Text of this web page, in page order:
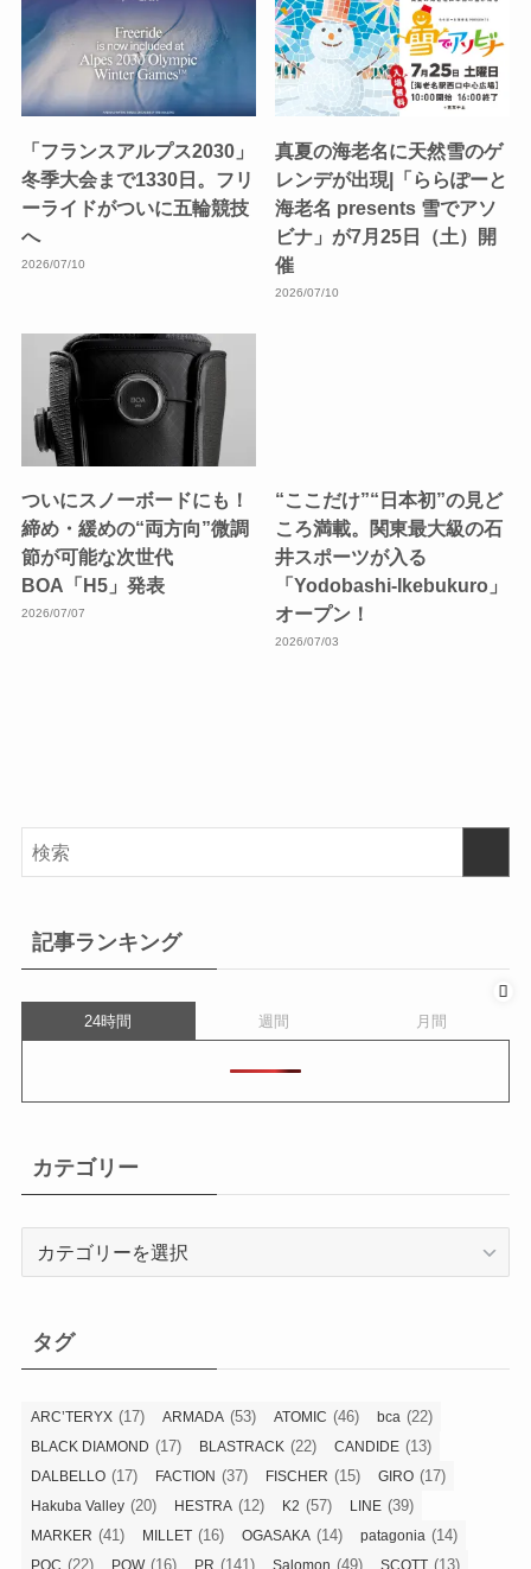
「フランスアルプス2030」
冬季大会まで1330日。フリ
ーライドがついに五輪競技
へ
2026/07/10
真夏の海老名に天然雪のゲ
レンデが出現|「ららぽーと
海老名 presents 雪でアソ
ビナ」が7月25日（土）開
催
2026/07/10
ついにスノーボードにも！
締め・緩めの“両方向”微調
節が可能な次世代
BOA「H5」発表
2026/07/07
“ここだけ”“日本初”の見ど
ころ満載。関東最大級の石
井スポーツが入る
「Yodobashi-Ikebukuro」
オープン！
2026/07/03
記事ランキング
24時間 週間 月間
カテゴリー
ー
タグ
ARC’TERYX (17) ARMADA (53) ATOMIC (46) bca (22)
BLACK DIAMOND (17) BLASTRACK (22) CANDIDE (13)
DALBELLO (17) FACTION (37) FISCHER (15) GIRO (17)
Hakuba Valley (20) HESTRA (12) K2 (57) LINE (39)
MARKER (41) MILLET (16) OGASAKA (14) patagonia (14)
POC (22) POW(16) PR (141) Salomon (49) SCOTT (13)